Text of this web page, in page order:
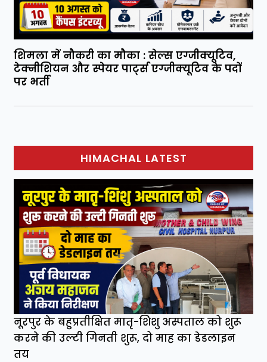
शिमला में नौकरी का मौका : सेल्स एग्जीक्यूटिव,
टेक्नीशियन और स्पेयर पार्ट्स एग्जीक्यूटिव के पदों
पर भर्ती
HIMACHAL LATEST
नूरपुर के बहुप्रतीक्षित मातृ-शिशु अस्पताल को शुरू
करने की उल्टी गिनती शुरू, दो माह का डेडलाइन
तय